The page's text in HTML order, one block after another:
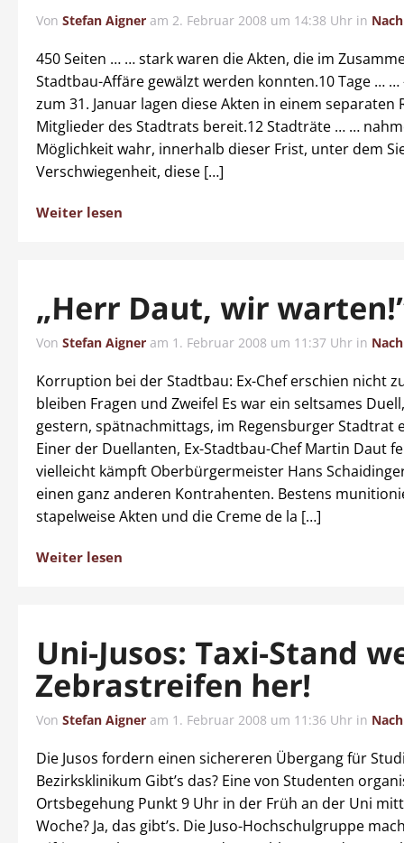
Von Stefan Aigner am 2. Februar 2008 um 14:38 Uhr in
450 Seiten … … stark waren die Akten, die im
Stadtbau-Affäre gewälzt werden konnten.10 Tage … …
zum 31. Januar lagen diese Akten in einem separaten
Mitglieder des Stadtrats bereit.12 Stadträte … …
Möglichkeit wahr, innerhalb dieser Frist, unter dem
Verschwiegenheit, diese […]
Weiter lesen
„Herr Daut, wir
Von Stefan Aigner am 1. Februar 2008 um 11:37 Uhr in
Korruption bei der Stadtbau: Ex-Chef erschien nicht
bleiben Fragen und Zweifel Es war ein seltsames
gestern, spätnachmittags, im Regensburger Stadtrat
Einer der Duellanten, Ex-Stadtbau-Chef Martin Daut
vielleicht kämpft Oberbürgermeister Hans
einen ganz anderen Kontrahenten. Bestens
stapelweise Akten und die Creme de la […]
Weiter lesen
Uni-Jusos: Taxi-Stand
Zebrastreifen her!
Von Stefan Aigner am 1. Februar 2008 um 11:36 Uhr in
Die Jusos fordern einen sichereren Übergang für
Bezirksklinikum Gibt’s das? Eine von Studenten
Ortsbegehung Punkt 9 Uhr in der Früh an der Uni
Woche? Ja, das gibt’s. Die Juso-Hochschulgruppe